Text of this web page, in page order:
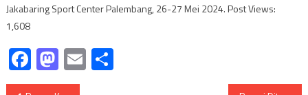
Jakabaring Sport Center Palembang, 26-27 Mei 2024. Post Views:
1,608
Facebook
Mastodon
Email